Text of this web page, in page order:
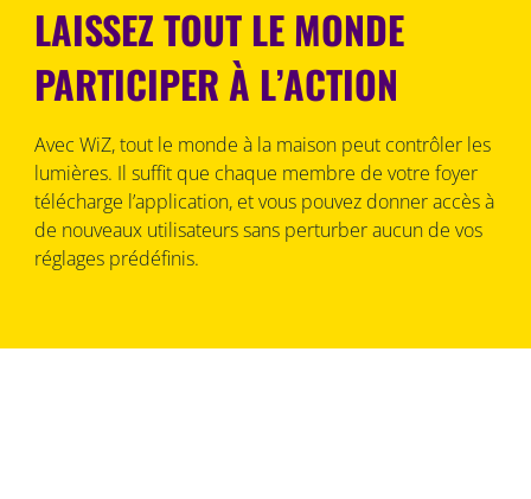
LAISSEZ TOUT LE MONDE
PARTICIPER À L’ACTION
Avec WiZ, tout le monde à la maison peut contrôler les
lumières. Il suffit que chaque membre de votre foyer
télécharge l’application, et vous pouvez donner accès à
de nouveaux utilisateurs sans perturber aucun de vos
réglages prédéfinis.